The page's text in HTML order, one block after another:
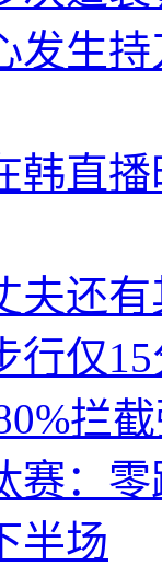
发生
韩直
夫还
行仅
拦
赛：
半场